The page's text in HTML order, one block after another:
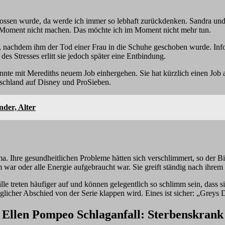
wurde, da werde ich immer so lebhaft zurückdenken. Sandra
nicht machen. Das möchte ich im Moment nicht mehr tun.
ihm der Tod einer Frau in die Schuhe geschoben wurde.
Stresses erlitt sie jedoch später eine Entbindung.
mit Merediths neuem Job einhergehen. Sie hat kürzlich einen Job
auf Disney und ProSieben.
Alter
Ihre gesundheitlichen Probleme hätten sich verschlimmert, so der
oder alle Energie aufgebraucht war. Sie greift ständig nach ihrem
treten häufiger auf und können gelegentlich so schlimm sein, dass
Abschied von der Serie klappen wird. Eines ist sicher: „Greys
Ellen Pompeo Schlaganfall: Sterbenskrank